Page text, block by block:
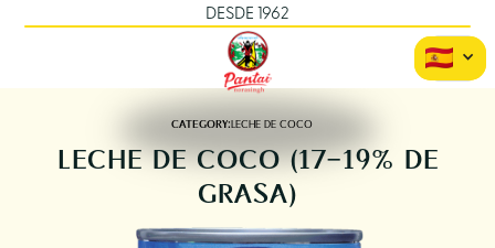
DESDE 1962
CATEGORY:LECHE DE COCO
LECHE DE COCO (17-19% DE
GRASA)